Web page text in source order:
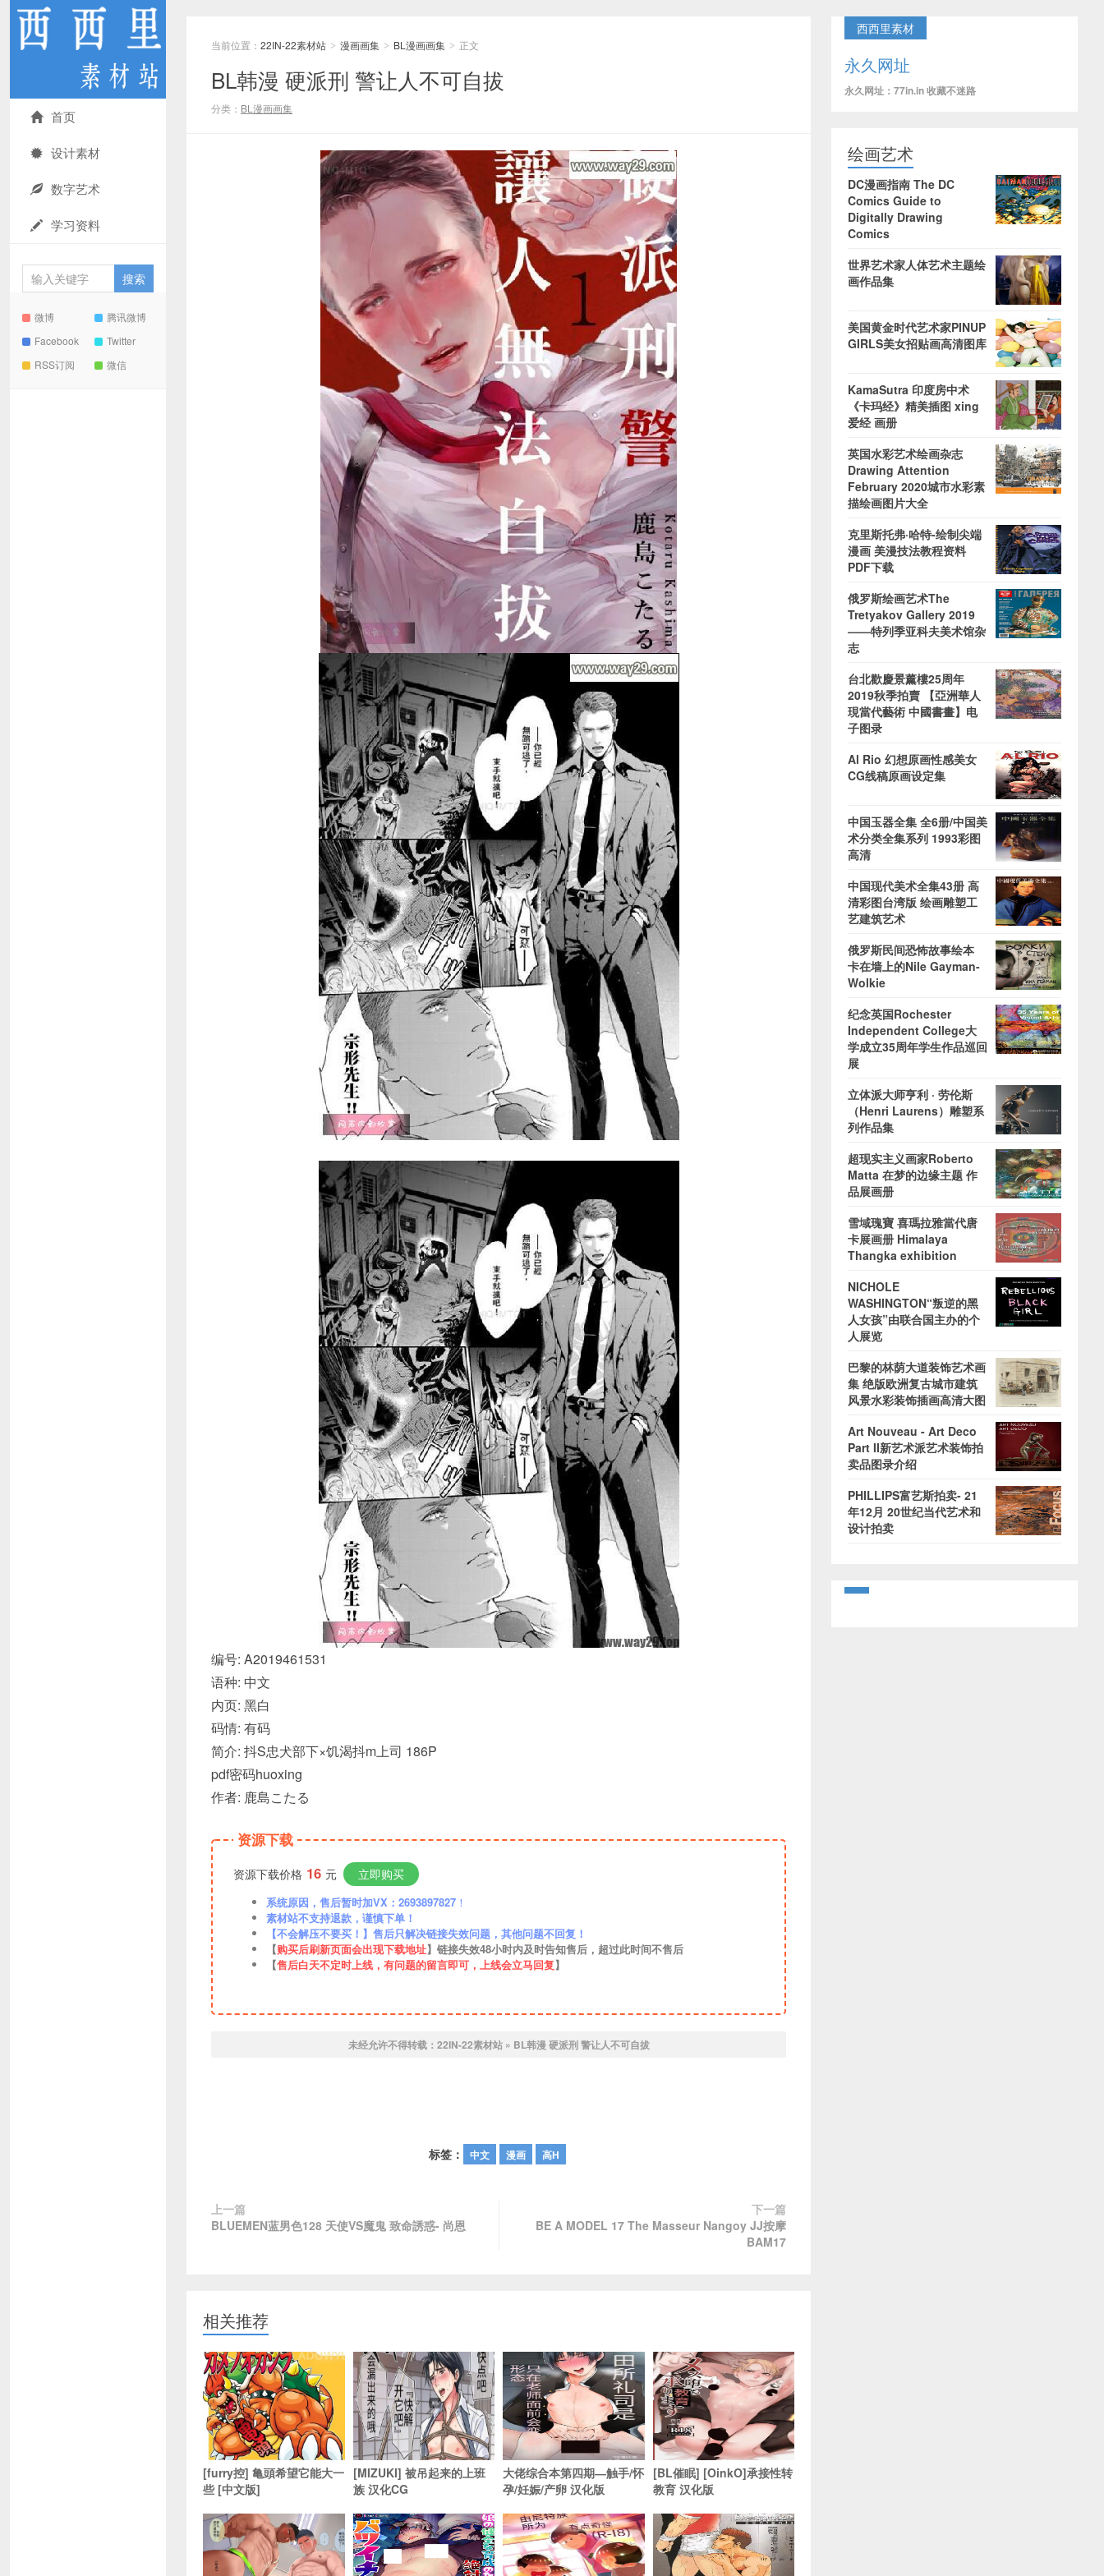
首页
设计素材
数字艺术
学习资料
微博
腾讯微博
Facebook
Twitter
RSS订阅
微信
当前位置： 22IN-22素材站 > 漫画画集 > BL漫画画集 > 正文
BL韩漫 硬派刑 警让人不可自拔
分类： BL漫画画集
编号: A2019461531
语种: 中文
内页: 黑白
码情: 有码
简介: 抖S忠犬部下×饥渴抖m上司 186P
pdf密码huoxing
作者: 鹿島こたる
资源下载
资源下载价格 16 元 立即购买
系统原因，售后暂时加VX：2693897827 ！
素材站不支持退款，谨慎下单！
【不会解压不要买！】售后只解决链接失效问题，其他问题不回复！
【购买后刷新页面会出现下载地址】链接失效48小时内及时告知售后，超过此时间不售后
【售后白天不定时上线，有问题的留言即可，上线会立马回复】
未经允许不得转载： 22IN-22素材站» BL韩漫 硬派刑 警让人不可自拔
标签： 中文 漫画 高H
上一篇
BLUEMEN蓝男色128 天使VS魔鬼 致命誘惑- 尚恩
下一篇
BE A MODEL 17 The Masseur Nangoy JJ按摩
BAM17
相关推荐
[furry控] 亀頭希望它能大一
些 [中文版]
[MIZUKI] 被吊起来的上班
族 汉化CG
大佬综合本第四期―触手/怀
孕/妊娠/产卵 汉化版
[BL催眠] [OinkO]承接性转
教育 汉化版
西西里素材
永久网址
永久网址：77in.in 收藏不迷路
绘画艺术
DC漫画指南 The DC
Comics Guide to
Digitally Drawing
Comics
世界艺术家人体艺术主题绘
画作品集
美国黄金时代艺术家PINUP
GIRLS美女招贴画高清图库
KamaSutra 印度房中术
《卡玛经》精美插图 xing
爱经 画册
英国水彩艺术绘画杂志
Drawing Attention
February 2020城市水彩素
描绘画图片大全
克里斯托弗·哈特-绘制尖端
漫画 美漫技法教程资料
PDF下载
俄罗斯绘画艺术The
Tretyakov Gallery 2019
——特列季亚科夫美术馆杂
志
台北歡慶景薰樓25周年
2019秋季拍賣 【亞洲華人
現當代藝術 中國書畫】电
子图录
Al Rio 幻想原画性感美女
CG线稿原画设定集
中国玉器全集 全6册/中国美
术分类全集系列 1993彩图
高清
中国现代美术全集43册 高
清彩图台湾版 绘画雕塑工
艺建筑艺术
俄罗斯民间恐怖故事绘本
卡在墙上的Nile Gayman-
Wolkie
纪念英国Rochester
Independent College大
学成立35周年学生作品巡回
展
立体派大师亨利 · 劳伦斯
（Henri Laurens）雕塑系
列作品集
超现实主义画家Roberto
Matta 在梦的边缘主题 作
品展画册
雪域瑰寶 喜瑪拉雅當代唐
卡展画册 Himalaya
Thangka exhibition
NICHOLE
WASHINGTON“叛逆的黑
人女孩”由联合国主办的个
人展览
巴黎的林荫大道装饰艺术画
集 绝版欧洲复古城市建筑
风景水彩装饰插画高清大图
Art Nouveau - Art Deco
Part II新艺术派艺术装饰拍
卖品图录介绍
PHILLIPS富艺斯拍卖- 21
年12月 20世纪当代艺术和
设计拍卖